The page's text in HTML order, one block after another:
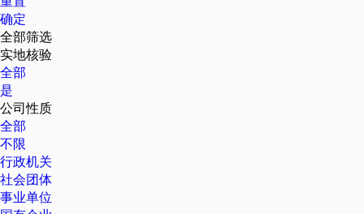
确定
全部筛选
实地核验
全部
是
公司性质
全部
不限
行政机关
社会团体
事业单位